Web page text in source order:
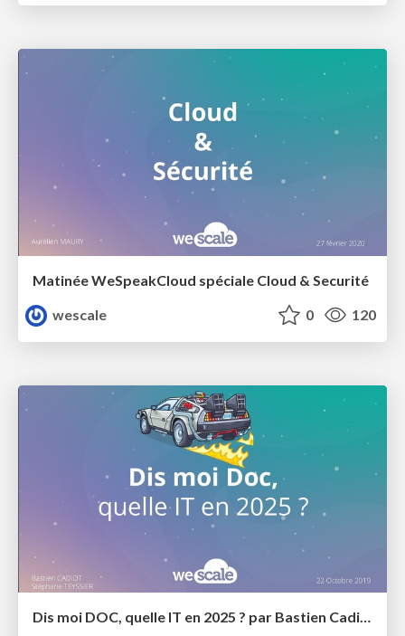
Matinée WeSpeakCloud spéciale Cloud & Securité
wescale
0 120
Dis moi DOC, quelle IT en 2025 ? par Bastien Cadiot et Stéphane Teyssier